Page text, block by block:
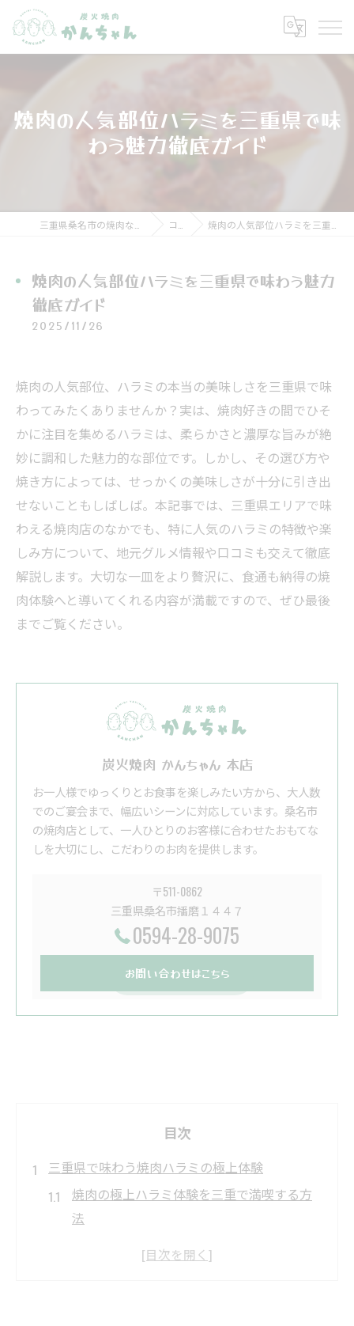
焼肉の人気部位ハラミを三重県で味
わう魅力徹底ガイド
コラム 焼肉の人気部位ハラミを三重県で味わう魅力徹底ガイド
焼肉の人気部位ハラミを三重県で味わう魅力
徹底ガイド
2025/11/26
焼肉の人気部位、ハラミの本当の美味しさを三重県で味
わってみたくありませんか？実は、焼肉好きの間でひそ
かに注目を集めるハラミは、柔らかさと濃厚な旨みが絶
妙に調和した魅力的な部位です。しかし、その選び方や
焼き方によっては、せっかくの美味しさが十分に引き出
せないこともしばしば。本記事では、三重県エリアで味
わえる焼肉店のなかでも、特に人気のハラミの特徴や楽
しみ方について、地元グルメ情報や口コミも交えて徹底
解説します。大切な一皿をより贅沢に、食通も納得の焼
肉体験へと導いてくれる内容が満載ですので、ぜひ最後
までご覧ください。
炭火焼肉 かんちゃん 本店
お一人様でゆっくりとお食事を楽しみたい方から、大人数
でのご宴会まで、幅広いシーンに対応しています。桑名市
の焼肉店として、一人ひとりのお客様に合わせたおもてな
しを大切にし、こだわりのお肉を提供します。
〒511-0862
三重県桑名市播磨１４４７
0594-28-9075
お問い合わせはこちら
目次
三重県で味わう焼肉ハラミの極上体験
焼肉の極上ハラミ体験を三重で満喫する方
法